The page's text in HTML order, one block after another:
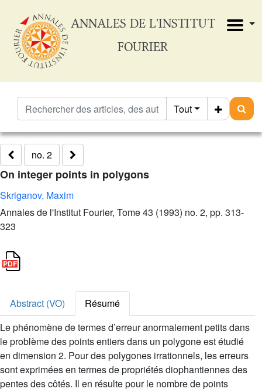
ANNALES DE L'INSTITUT
FOURIER
Tout
no. 2
On integer points in polygons
Skriganov, Maxim
Annales de l'Institut Fourier, Tome 43 (1993) no. 2, pp. 313-
323
Abstract (VO)
Résumé
Le phénomène de termes d’erreur anormalement petits dans
le problème des points entiers dans un polygone est étudié
en dimension 2. Pour des polygones irrationnels, les erreurs
sont exprimées en termes de propriétés diophantiennes des
pentes des côtés. Il en résulte pour le nombre de points
t,t→∞